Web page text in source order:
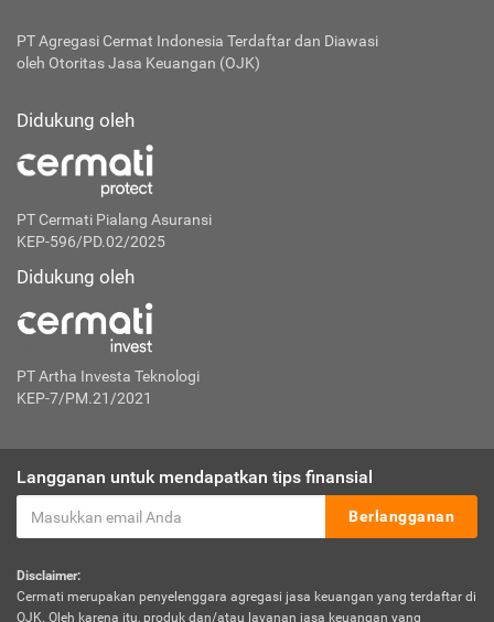
PT Agregasi Cermat Indonesia Terdaftar dan Diawasi
oleh Otoritas Jasa Keuangan (OJK)
Didukung oleh
PT Cermati Pialang Asuransi
KEP-596/PD.02/2025
Didukung oleh
PT Artha Investa Teknologi
KEP-7/PM.21/2021
Langganan untuk mendapatkan tips finansial
Berlangganan
Disclaimer:
Cermati merupakan penyelenggara agregasi jasa keuangan yang terdaftar di
OJK. Oleh karena itu, produk dan/atau layanan jasa keuangan yang